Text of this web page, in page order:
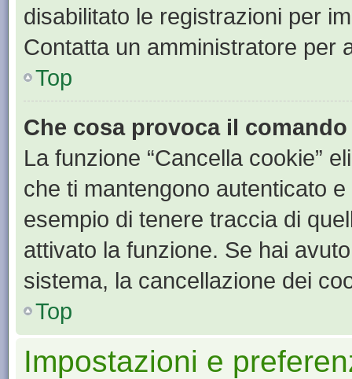
disabilitato le registrazioni per
Contatta un amministratore per
Top
Che cosa provoca il
La funzione “Cancella cookie”
che ti mantengono autenticato
esempio di tenere traccia di
attivato la funzione. Se hai
sistema, la cancellazione dei
Top
Impostazioni e